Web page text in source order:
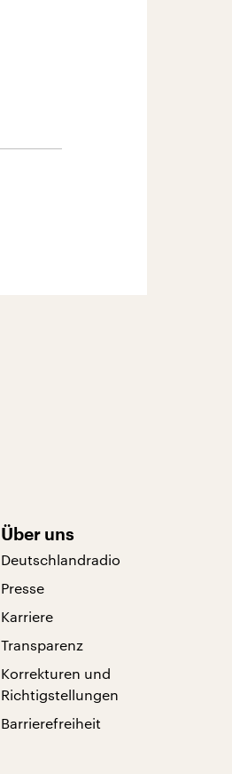
Über uns
Deutschlandradio
Presse
Karriere
Transparenz
Korrekturen und
Richtigstellungen
Barrierefreiheit